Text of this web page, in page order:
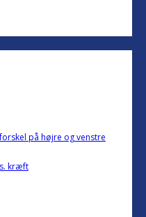
på højre og venstre
kræft